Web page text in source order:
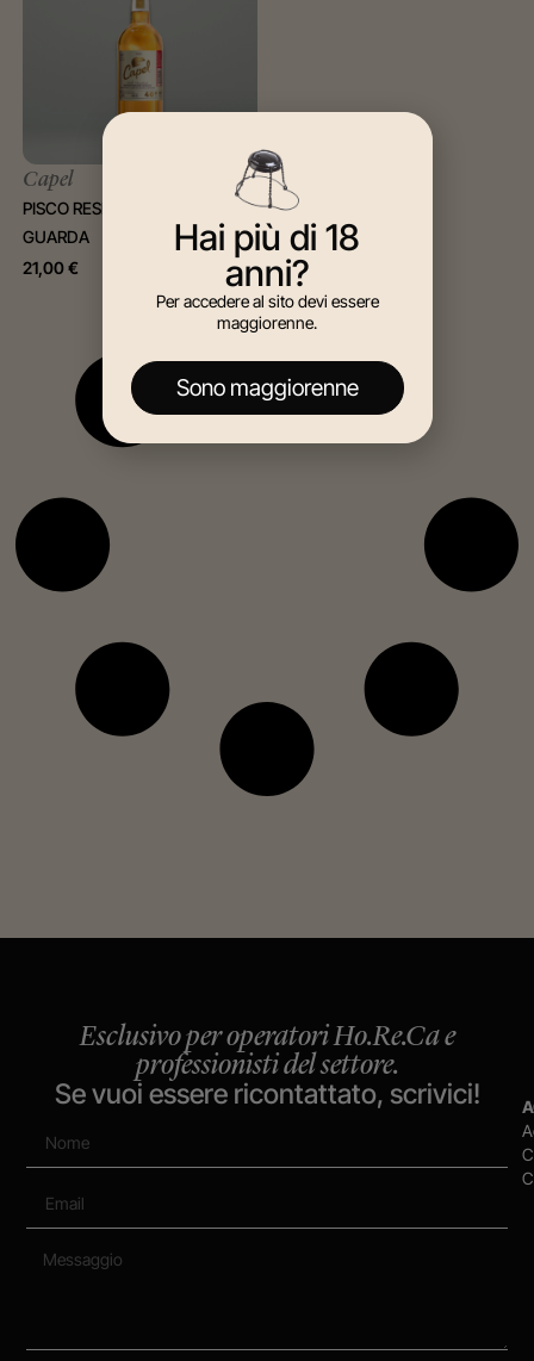
Capel
PISCO RESERVADO DE
GUARDA
21,00€
Esclusivo per operatori Ho.Re.Ca e
professionisti del settore.
Se vuoi essere ricontattato, scrivici!
Hai più di 18
anni?
Per accedere al sito devi essere
maggiorenne.
Sono maggiorenne